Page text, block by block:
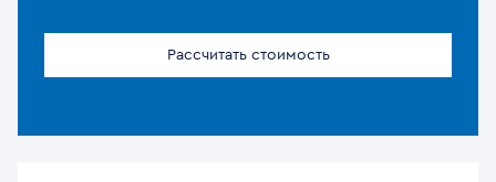
Рассчитать стоимость